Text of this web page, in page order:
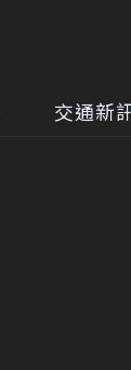
交通新